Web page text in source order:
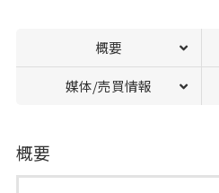
概要
媒体/売買情報
概要